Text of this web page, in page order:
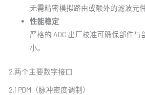
无需精密模拟路由或额外的滤波元件
性能稳定
严格的 ADC 出厂校准可确保部件与
小。
2.两个主要数字接口
2.1 PDM（脉冲密度调制）